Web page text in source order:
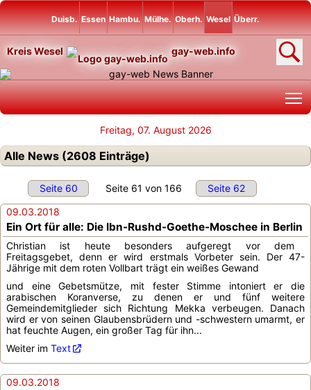
Duisb. Essen Hambu. Mülhe. Oberh. Wesel Überr.
Kreis Wesel gay-web.info
Freitag, 07. August 2026
Alle News (2608 Einträge)
Seite 60 Seite 61 von 166
Seite 62
09.03.2018
Ein Ort für alle: Die Ibn-Rushd-Goethe-Moschee in Berlin
Christian ist heute besonders aufgeregt vor dem
Freitagsgebet, denn er wird erstmals Vorbeter sein. Der 47-
Jährige mit dem roten Vollbart trägt ein weißes Gewand
und eine Gebetsmütze, mit fester Stimme intoniert er die
arabischen Koranverse, zu denen er und fünf weitere
Gemeindemitglieder sich Richtung Mekka verbeugen. Danach
wird er von seinen Glaubensbrüdern und -schwestern umarmt, er
hat feuchte Augen, ein großer Tag für ihn...
Weiter im Text
09.03.2018